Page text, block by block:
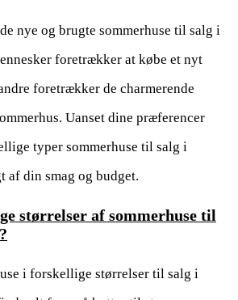
nye og brugte sommerhuse til salg i
foretrækker at købe et nyt
foretrækker de charmerende
Uanset dine præferencer
typer sommerhuse til salg i
din smag og budget.
størrelser af sommerhuse til
i forskellige størrelser til salg i